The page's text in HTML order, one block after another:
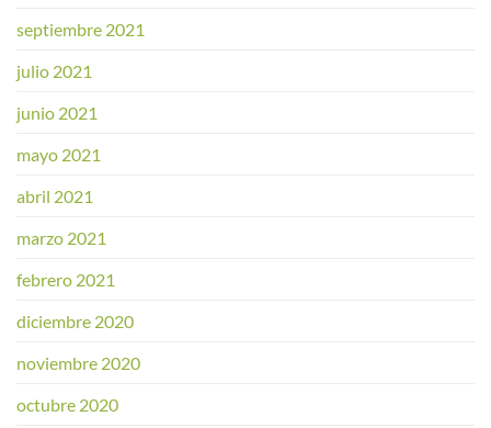
septiembre 2021
julio 2021
junio 2021
mayo 2021
abril 2021
marzo 2021
febrero 2021
diciembre 2020
noviembre 2020
octubre 2020